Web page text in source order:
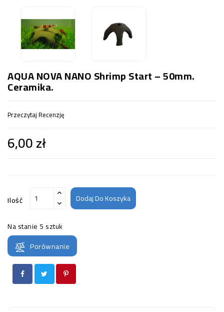
AQUA NOVA NANO Shrimp Start – 50mm.
Ceramika.
Przeczytaj Recenzję
6,00 zł
Ilość Dodaj Do Koszyka
Na stanie 5 sztuk
Porównanie